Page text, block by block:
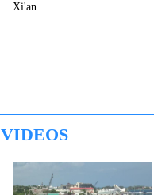
Xi'an
VIDEOS